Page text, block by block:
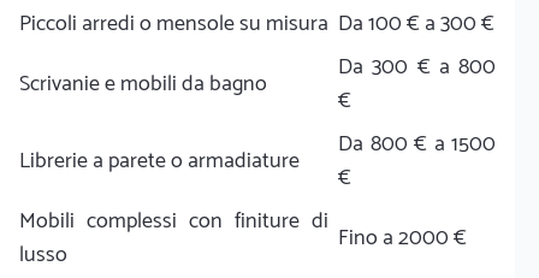
Piccoli arredi o mensole su misura Da 100 € a 300 €
Scrivanie e mobili da bagno
Da 300 € a 800
€
Librerie a parete o armadiature
Da 800 € a 1500
€
Mobili complessi con finiture di
lusso
Fino a 2000 €